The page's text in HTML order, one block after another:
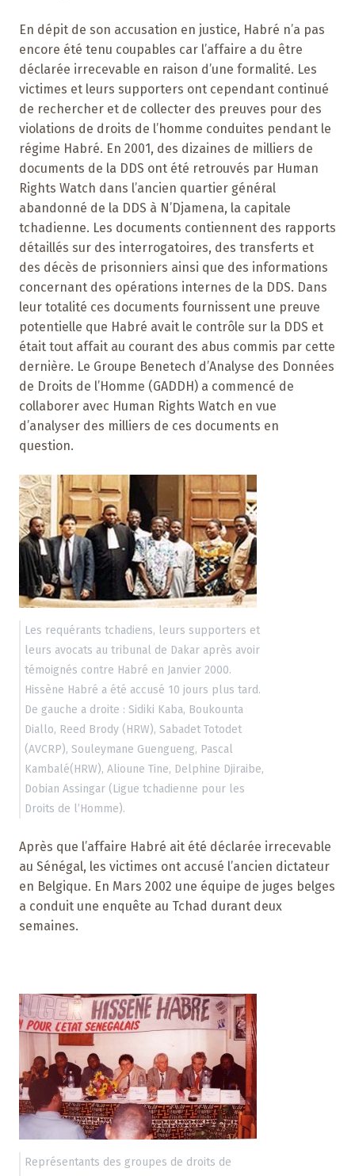
En dépit de son accusation en justice, Habré n’a pas
encore été tenu coupables car l’affaire a du être
déclarée irrecevable en raison d’une formalité. Les
victimes et leurs supporters ont cependant continué
de rechercher et de collecter des preuves pour des
violations de droits de l’homme conduites pendant le
régime Habré. En 2001, des dizaines de milliers de
documents de la DDS ont été retrouvés par Human
Rights Watch dans l’ancien quartier général
abandonné de la DDS à N’Djamena, la capitale
tchadienne. Les documents contiennent des rapports
détaillés sur des interrogatoires, des transferts et
des décès de prisonniers ainsi que des informations
concernant des opérations internes de la DDS. Dans
leur totalité ces documents fournissent une preuve
potentielle que Habré avait le contrôle sur la DDS et
était tout affait au courant des abus commis par cette
dernière. Le Groupe Benetech d’Analyse des Données
de Droits de l’Homme (GADDH) a commencé de
collaborer avec Human Rights Watch en vue
d’analyser des milliers de ces documents en
question.
Les requérants tchadiens, leurs supporters et
leurs avocats au tribunal de Dakar après avoir
témoignés contre Habré en Janvier 2000.
Hissène Habré a été accusé 10 jours plus tard.
De gauche a droite : Sidiki Kaba, Boukounta
Diallo, Reed Brody (HRW), Sabadet Totodet
(AVCRP), Souleymane Guengueng, Pascal
Kambalé(HRW), Alioune Tine, Delphine Djiraibe,
Dobian Assingar (Ligue tchadienne pour les
Droits de l’Homme).
Après que l’affaire Habré ait été déclarée irrecevable
au Sénégal, les victimes ont accusé l’ancien dictateur
en Belgique. En Mars 2002 une équipe de juges belges
a conduit une enquête au Tchad durant deux
semaines.
Représentants des groupes de droits de